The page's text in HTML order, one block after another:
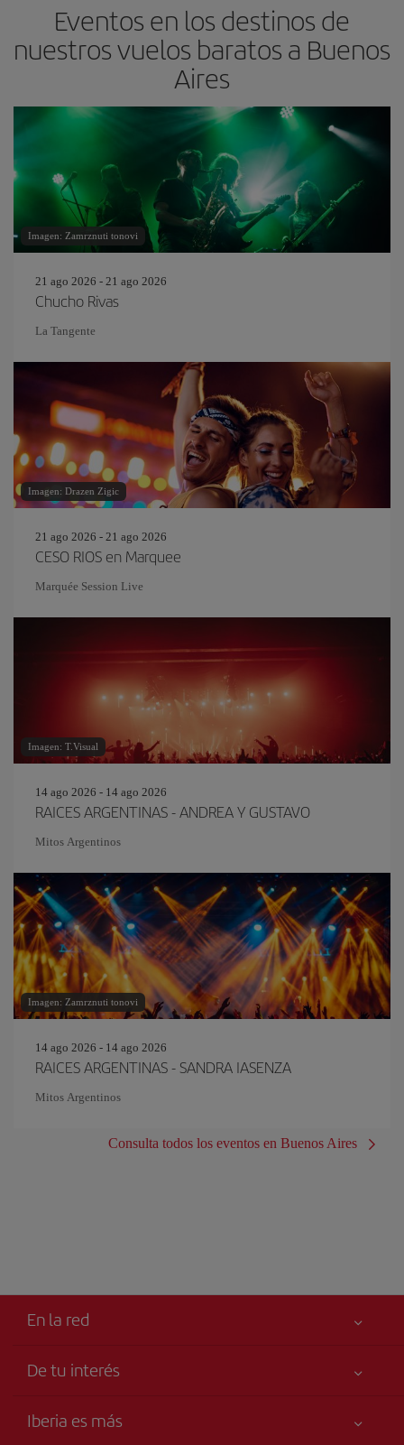
Eventos en los destinos de
nuestros vuelos baratos a Buenos
Aires
Imagen: Zamrznuti tonovi
21 ago 2026 - 21 ago 2026
Chucho Rivas
La Tangente
Imagen: Drazen Zigic
21 ago 2026 - 21 ago 2026
CESO RIOS en Marquee
Marquée Session Live
Imagen: T.Visual
14 ago 2026 - 14 ago 2026
RAICES ARGENTINAS - ANDREA Y GUSTAVO
Mitos Argentinos
Imagen: Zamrznuti tonovi
14 ago 2026 - 14 ago 2026
RAICES ARGENTINAS - SANDRA IASENZA
Mitos Argentinos
Consulta todos los eventos en Buenos Aires
En la red
De tu interés
Tu seguridad es lo primero
Iberia es más